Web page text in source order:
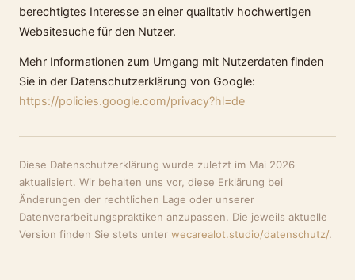
berechtigtes Interesse an einer qualitativ hochwertigen
Websitesuche für den Nutzer.
Mehr Informationen zum Umgang mit Nutzerdaten finden
Sie in der Datenschutzerklärung von Google:
https://policies.google.com/privacy?hl=de
Diese Datenschutzerklärung wurde zuletzt im Mai 2026
aktualisiert. Wir behalten uns vor, diese Erklärung bei
Änderungen der rechtlichen Lage oder unserer
Datenverarbeitungspraktiken anzupassen. Die jeweils aktuelle
Version finden Sie stets unter wecarealot.studio/datenschutz/.